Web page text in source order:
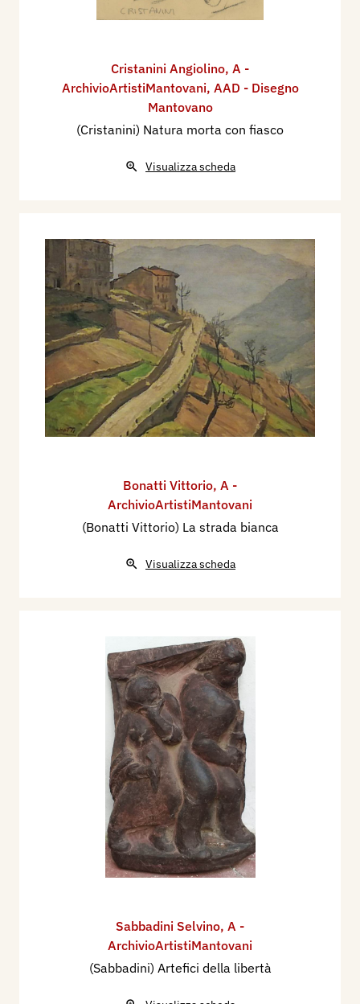
Cristanini Angiolino, A -
ArchivioArtistiMantovani, AAD - Disegno
Mantovano
(Cristanini) Natura morta con fiasco
Visualizza scheda
Bonatti Vittorio, A -
ArchivioArtistiMantovani
(Bonatti Vittorio) La strada bianca
Visualizza scheda
Sabbadini Selvino, A -
ArchivioArtistiMantovani
(Sabbadini) Artefici della libertà